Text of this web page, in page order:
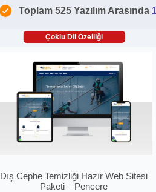
Toplam 525 Yazılım Arasında
Çoklu Dil Özelliği
Dış Cephe Temizliği Hazır Web Sitesi
Paketi – Pencere